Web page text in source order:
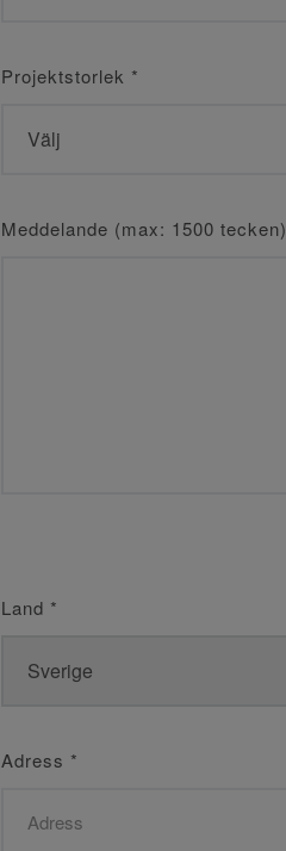
Projektstorlek *
Meddelande (max: 1500 tecken)
Land *
Adress *